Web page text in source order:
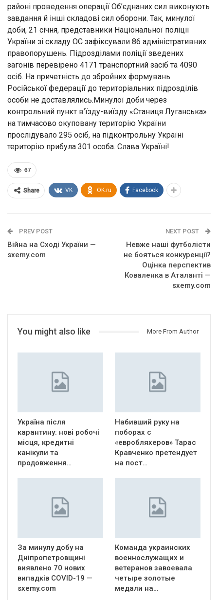
районі проведення операції Об’єднаних сил виконують
завдання й інші складові сил оборони. Так, минулої
доби, 21 січня, представники Національної поліції
України зі складу ОС зафіксували 86 адміністративних
правопорушень. Підрозділами поліції зведених
загонів перевірено 4171 транспортний засіб та 4090
осіб. На причетність до збройних формувань
Російської федерації до територіальних підрозділів
особи не доставлялись.Минулої доби через
контрольний пункт в’їзду-виїзду «Станиця Луганська»
на тимчасово окуповану територію України
прослідувало 295 осіб, на підконтрольну Україні
територію прибула 301 особа. Слава Україні!
67
Share VK OK.ru Facebook
PREV POST
Війна на Сході України —
sxemy.com
NEXT POST
Невже наші футболісти
не бояться конкуренції?
Оцінка перспектив
Коваленка в Аталанті —
sxemy.com
You might also like More From Author
Україна після
карантину: нові робочі
місця, кредитні
канікули та
продовження…
Набивший руку на
поборах с
«евробляхеров» Тарас
Кравченко претендует
на пост…
За минулу добу на
Дніпропетровщині
виявлено 70 нових
випадків COVID-19 —
sxemy.com
Команда украинских
военнослужащих и
ветеранов завоевала
четыре золотые
медали на…